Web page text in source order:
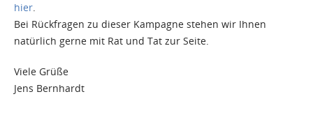
hier.
Bei Rückfragen zu dieser Kampagne stehen wir Ihnen
natürlich gerne mit Rat und Tat zur Seite.
Viele Grüße
Jens Bernhardt